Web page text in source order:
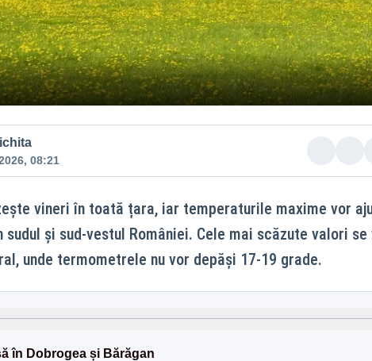
08:21
vineri în toată țara, iar temperaturile maxime vor
sudul și sud-vestul României. Cele mai scăzute valori se
unde termometrele nu vor depăși 17-19 grade.
în Dobrogea și Bărăgan